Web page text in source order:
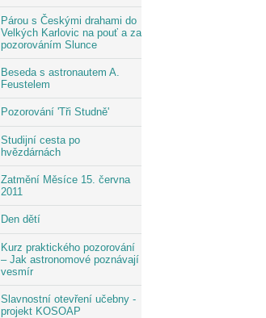
Párou s Českými drahami do
Velkých Karlovic na pouť a za
pozorováním Slunce
Beseda s astronautem A.
Feustelem
Pozorování 'Tři Studně'
Studijní cesta po
hvězdárnách
Zatmění Měsíce 15. června
2011
Den dětí
Kurz praktického pozorování
– Jak astronomové poznávají
vesmír
Slavnostní otevření učebny -
projekt KOSOAP